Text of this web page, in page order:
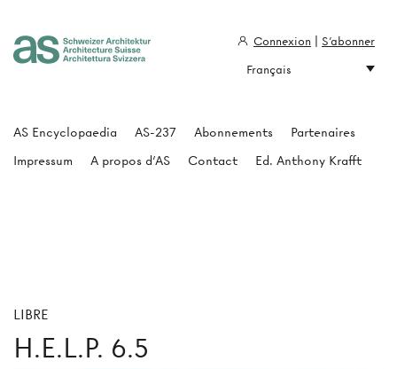
LIBRE
H.E.L.P. 6.5
AS Encyclopaedia AS-237 Abonnements
Partenaires
Impressum
A propos d'AS Contact Ed. Anthony Krafft
Connexion
S'abonner
Français